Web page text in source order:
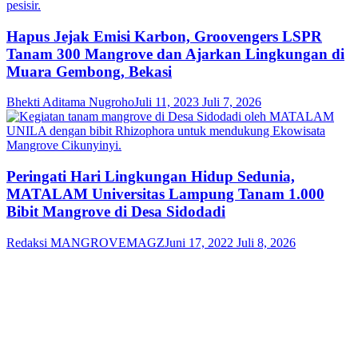
Hapus Jejak Emisi Karbon, Groovengers LSPR
Tanam 300 Mangrove dan Ajarkan Lingkungan di
Muara Gembong, Bekasi
Bhekti Aditama NugrohoJuli 11, 2023 Juli 7, 2026
Peringati Hari Lingkungan Hidup Sedunia,
MATALAM Universitas Lampung Tanam 1.000
Bibit Mangrove di Desa Sidodadi
Redaksi MANGROVEMAGZJuni 17, 2022 Juli 8, 2026